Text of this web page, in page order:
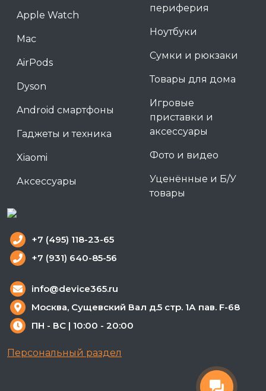
Apple Watch
Mac
AirPods
Dyson
Android смартфоны
Гаджеты и техника
Xiaomi
Аксессуары
периферия
Ноутбуки
Сумки и рюкзаки
Товары для дома
Игровые
приставки и
аксессуары
Фото и видео
Уценённые и Б/У
товары
+7 (495) 118-23-65
+7 (931) 640-85-56
info@device365.ru
Москва, Сущевский Вал д.5 стр. 1А пав. F-68
ПН - ВС | 10:00 - 20:00
Персональный раздел